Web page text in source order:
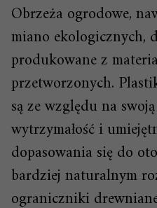
Obrzeża ogrodowe,
miano ekologicznych,
produkowane z
przetworzonych.
są ze względu na
wytrzymałość i
dopasowania się do
bardziej naturalnym
ograniczniki